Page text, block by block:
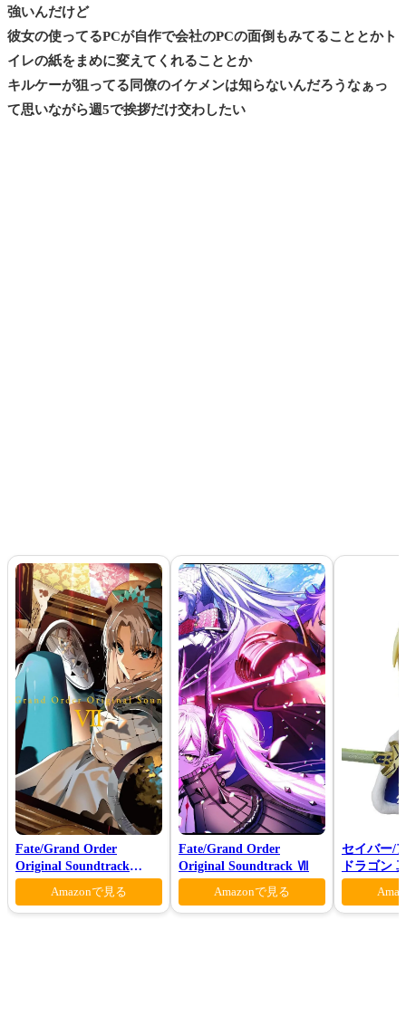
強いんだけど
彼女の使ってるPCが自作で会社のPCの面倒もみてることとかト
イレの紙をまめに変えてくれることとか
キルケーが狙ってる同僚のイケメンは知らないんだろうなぁっ
て思いながら週5で挨拶だけ交わしたい
Fate/Grand Order
Original Soundtrack
Ⅶ(初回仕様限定盤)
Amazonで見る
Fate/Grand Order
Original Soundtrack Ⅶ
Amazonで見る
セイバー/
ドラゴン